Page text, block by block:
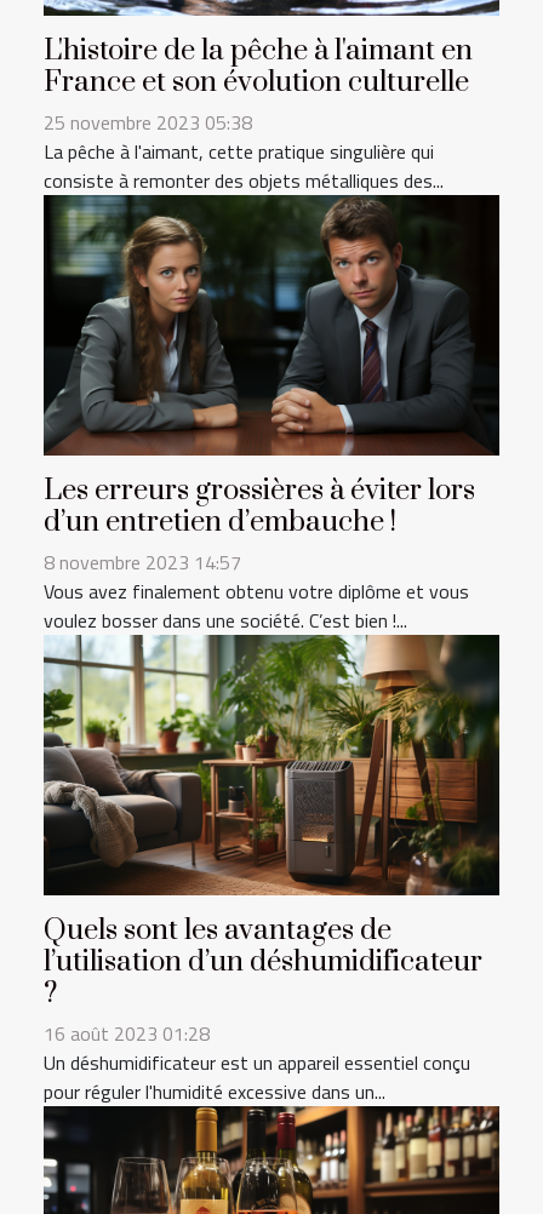
L'histoire de la pêche à l'aimant en
France et son évolution culturelle
25 novembre 2023 05:38
La pêche à l'aimant, cette pratique singulière qui
consiste à remonter des objets métalliques des...
Les erreurs grossières à éviter lors
d’un entretien d’embauche !
8 novembre 2023 14:57
Vous avez finalement obtenu votre diplôme et vous
voulez bosser dans une société. C’est bien !...
Quels sont les avantages de
l’utilisation d’un déshumidificateur
?
16 août 2023 01:28
Un déshumidificateur est un appareil essentiel conçu
pour réguler l'humidité excessive dans un...